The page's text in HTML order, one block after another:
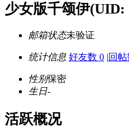
少女版千颂伊(UID:
邮箱状态未验证
统计信息 好友数 0 |回
性别保密
生日-
活跃概况